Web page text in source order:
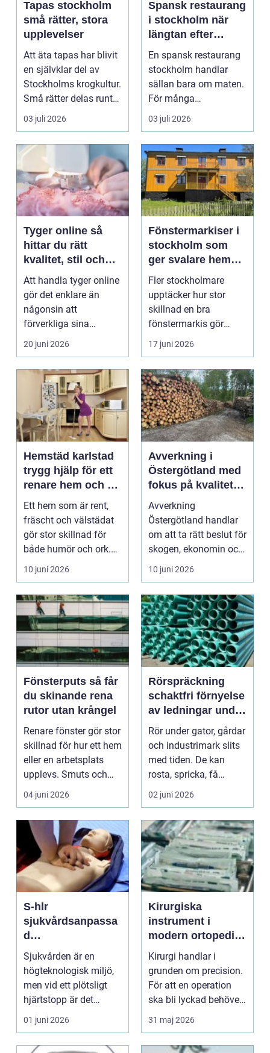
Tapas stockholm
små rätter, stora
upplevelser
Att äta tapas har blivit
en självklar del av
Stockholms krogkultur.
Små rätter delas runt
bordet, gl...
03 juli 2026
Spansk restaurang
i stockholm när
längtan efter
tapas, vin och
vardagsflykt slår
till
En spansk restaurang
stockholm handlar
sällan bara om maten.
För många
stockholmare är den
snarare e...
03 juli 2026
Tyger online så
hittar du rätt
kvalitet, stil och
pris
Att handla tyger online
gör det enklare än
någonsin att
förverkliga sina
sömnadsprojekt.
Utbudet är ...
20 juni 2026
Fönstermarkiser i
stockholm som
ger svalare hem
och bättre
inomhusklimat
Fler stockholmare
upptäcker hur stor
skillnad en bra
fönstermarkis gör
både för komfort och
energif...
17 juni 2026
Hemstäd karlstad
trygg hjälp för ett
renare hem och en
lugnare vardag
Ett hem som är rent,
fräscht och välstädat
gör stor skillnad för
både humör och ork.
Samtidigt upple...
10 juni 2026
Avverkning i
Östergötland med
fokus på kvalitet
och hållbarhet
Avverkning
Östergötland handlar
om att ta rätt beslut för
skogen, ekonomin och
m...
10 juni 2026
Fönsterputs så får
du skinande rena
rutor utan krångel
Renare fönster gör stor
skillnad för hur ett hem
eller en arbetsplats
upplevs. Smuts och
flammor slä...
04 juni 2026
Rörspräckning
schaktfri förnyelse
av ledningar under
mark
Rör under gator, gårdar
och industrimark slits
med tiden. De kan
rosta, spricka, få
rötinträngning e...
02 juni 2026
S-hlr
sjukvårdsanpassa
d
hjärtlungräddning
som räddar liv
Sjukvården är en
högteknologisk miljö,
men vid ett plötsligt
hjärtstopp är det
fortfarande händer, h...
01 juni 2026
Kirurgiska
instrument i
modern ortopedi
precision,
säkerhet och
funktion
Kirurgi handlar i
grunden om precision.
För att en operation
ska bli lyckad behöver
kirurgen inte ba...
31 maj 2026